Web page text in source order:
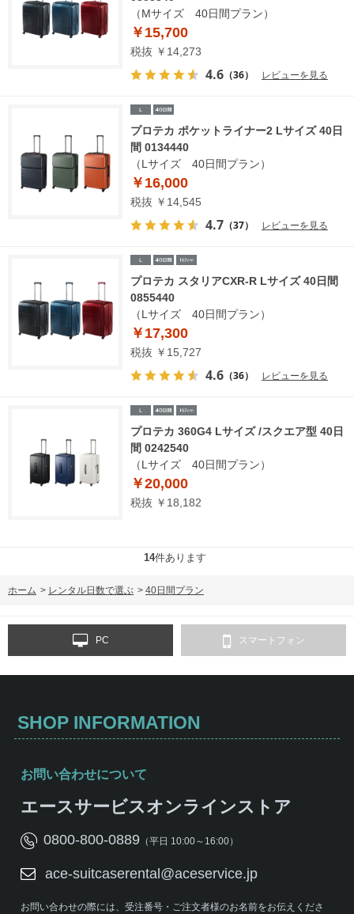
（Mサイズ 40日間プラン）
￥15,700
税抜 ￥14,273
4.6 （36） レビューを見る
プロテカ ポケットライナー2 Lサイズ 40日
間 0134440
（Lサイズ 40日間プラン）
￥16,000
税抜 ￥14,545
4.7 （37） レビューを見る
プロテカ スタリアCXR-R Lサイズ 40日間
0855440
（Lサイズ 40日間プラン）
￥17,300
税抜 ￥15,727
4.6 （36） レビューを見る
プロテカ 360G4 Lサイズ /スクエア型 40日
間 0242540
（Lサイズ 40日間プラン）
￥20,000
税抜 ￥18,182
14件あります
ホーム > レンタル日数で選ぶ > 40日間プラン
PC スマートフォン
SHOP INFORMATION
お問い合わせについて
エースサービスオンラインストア
0800-800-0889（平日 10:00～16:00）
ace-suitcaserental@aceservice.jp
お問い合わせの際には、受注番号・ご注文者様のお名前をお伝えくださ